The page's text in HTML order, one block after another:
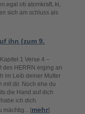
ob atomkraft, ki,
sich am schluss als
ihn (zum 9.
1 Verse 4 –
des HERRN erging an
im Leib deiner Mutter
mit dir. Noch ehe du
die Hand auf dich
ich dich
mächtig... [mehr]